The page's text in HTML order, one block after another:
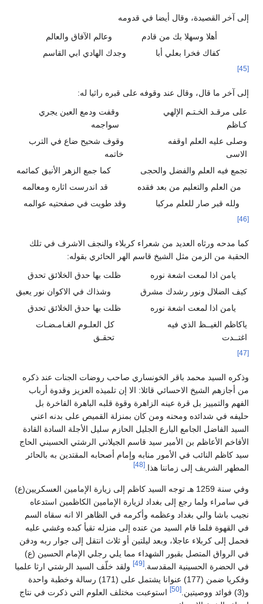
إلى آخر القصيدة، وقال أيضا في قدومه
أهلا وسهلا بك من قادم
وعالم الآفاق والعالم
كفاك فخرا بعلي أبا
وجدك الهادي ابي القاسم
[45]
إلى آخر ما قال، وقال عند وقوفه على قبره راثيا له:
على مرقـد الخـتـم الإلهي
كـاظم
وقفت ودمع العين يجري
سواجمه
وصلى عليه العلم اوقفه
الاسى
وقوف شحيح ضاع في الترب
خاتمه
تجمع فيه العلم والفضل والحجى
كما جمع الزهر الأنيق كمائمه
من العلم والتعليم من بعد فقده
قد اندرست اثاره ومعالمه
ولله قبر صار للعلم مركبا
وقد طويت في صفحتيه عوالمه
[46]
كما مدحه ورثاه العديد من شعراء كربلاء والنجف الاشرف في تلك
الحقبة من الزمن مثل الشيخ قاسم الهر الحائري بقوله:
يامن اذا لمعت اشعة نوره
ظلت بها حدق الخلائق تحدق
كيف الضلال ونور رشدك مشرق
وشذاك في الاكوان نور يعبق
يامن اذا لمعت اشعة نوره
ظلت بها حدق الخلائق تحدق
ياكاظم الغيــظ الذي فيه
اغتــدت
كل العلـوم الغـامـضـات
تحقـق
[47]
وذكره السيد محمد باقر الخونساري صاحب روضات الجنات عند ذكره
من أجازهم الشيخ الاحسائي قائلا: الا إن تلميذه العزيز وقدوة أرباب
الفهم والتمييز بل قرة عينه الزاهرة وقوة قلبه الباهرة الفاخرة بل
حليفه في شدائده ومحنه ومن كان بمنزلة القميص على بدنه اعني
السيد الفاضل الجامع البارع الجليل الحازم سليل الأجلة السادة القادة
الأفاخم الأعاظم بن الأمير سيد قاسم الجيلاني الرشتي الحسيني الحاج
سيد كاظم النائب في الأمور منابه وإمام أصحابه المقتدين به بالحائر
المطهر الشريف إلى زماننا هذا. [48]
وفي سنة 1259 هـ توجه السيد كاظم إلى زيارة الإمامين العسكريين(ع)
في سامراء ولما رجع إلى بغداد لزيارة الإمامين الكاظمين استدعاه
نجيب باشا والي بغداد وعظمه وأكرمه في الظاهر الا انه سقاه السم
في القهوة فلما قام السيد من عنده إلى منزله تقيأ كبده وغشي عليه
فحمل إلى كربلاء عاجلا، وبعد ليلتين أو ثلاث انتقل إلى جوار ربه ودفن
في الرواق المتصل بقبور الشهداء مما يلي رجلي الإمام الحسين (ع)
في الحضرة الحسينية المقدسة. [49]
ولقد خلّف السيد الرشتي ارثا علميا
وفكريا ضمن (177) عنوانا يشتمل على (171) رسالة وخطبة واحدة
و(3) فوائد ووصيتين.
[50]
استوعبت مختلف العلوم التي ذكرت في نتاج